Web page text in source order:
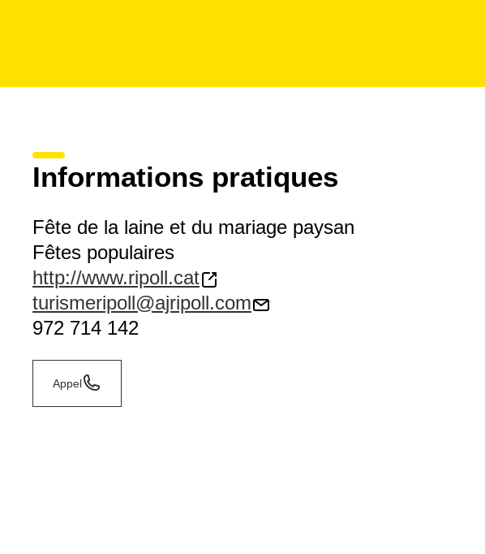
Informations pratiques
Fête de la laine et du mariage paysan
Fêtes populaires
http://www.ripoll.cat
turismeripoll@ajripoll.com
972 714 142
Appel